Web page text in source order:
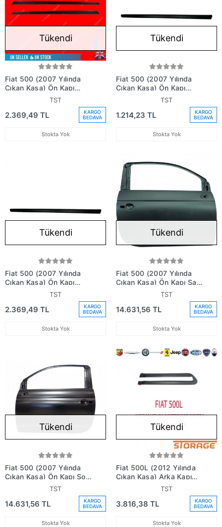
Tükendi
Fiat 500 (2007 Yılında
Çıkan Kasa) Ön Kapı
Bandı Sağ (Oem No:
TST
2.369,49 TL
KARGO
BEDAVA
Stokta Yok
Tükendi
Fiat 500 (2007 Yılında
Çıkan Kasa) Ön Kapı
Bandı Sol (Oem No:
TST
1.214,23 TL
KARGO
BEDAVA
Stokta Yok
Tükendi
Fiat 500 (2007 Yılında
Çıkan Kasa) Ön Kapı
Bandı Sol (Oem No:
TST
2.369,49 TL
KARGO
BEDAVA
Stokta Yok
Tükendi
Fiat 500 (2007 Yılında
Çıkan Kasa) Ön Kapı Sağ
(Oem No: 52136362)
TST
14.631,56 TL
KARGO
BEDAVA
Stokta Yok
Tükendi
Fiat 500 (2007 Yılında
Çıkan Kasa) Ön Kapı Sol
(Oem No: 52136363)
TST
14.631,56 TL
KARGO
BEDAVA
Stokta Yok
Tükendi
Fiat 500L (2012 Yılında
Çıkan Kasa) Arka Kapı
Bandı Nikelajlu Sağ (Oem
TST
3.816,38 TL
KARGO
BEDAVA
Stokta Yok